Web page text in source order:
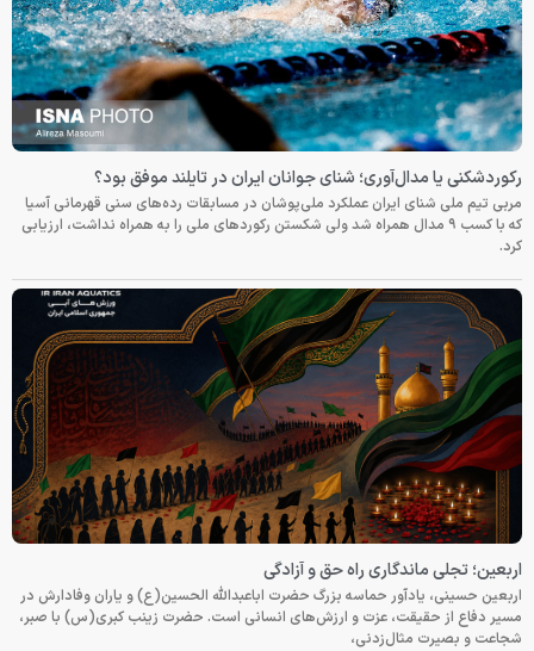
رکوردشکنی یا مدال‌آوری؛ شنای جوانان ایران در تایلند موفق بود؟
مربی تیم ملی شنای ایران عملکرد ملی‌پوشان در مسابقات رده‌های سنی قهرمانی آسیا
که با کسب ۹ مدال همراه شد ولی شکستن رکوردهای ملی را به همراه نداشت، ارزیابی
کرد.
اربعین؛ تجلی ماندگاری راه حق و آزادگی
اربعین حسینی، یادآور حماسه بزرگ حضرت اباعبدالله الحسین(ع) و یاران وفادارش در
مسیر دفاع از حقیقت، عزت و ارزش‌های انسانی است. حضرت زینب کبری(س) با صبر،
شجاعت و بصیرت مثال‌زدنی،